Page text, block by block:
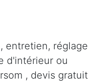
entretien, réglage
d'intérieur ou
, devis gratuit